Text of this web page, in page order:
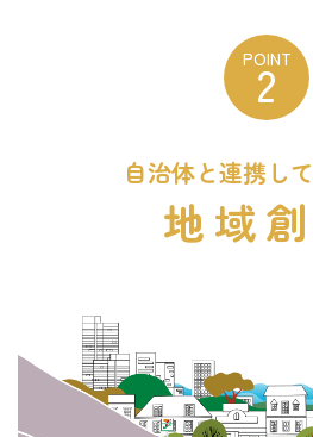
POINT
2
自治体と連携し
地域